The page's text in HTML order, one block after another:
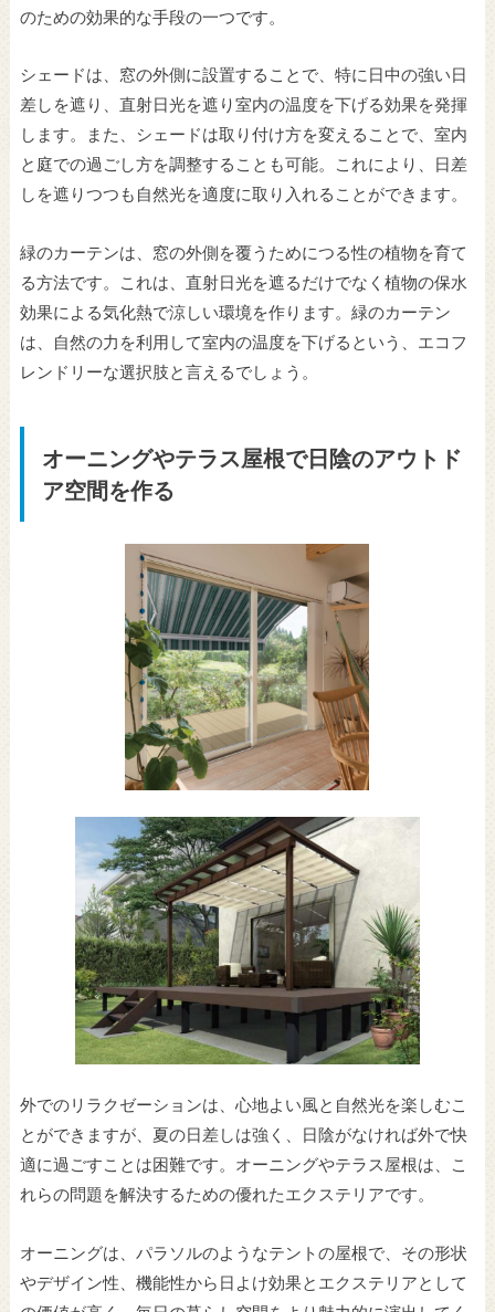
のための効果的な手段の一つです。
シェードは、窓の外側に設置することで、特に日中の強い日
差しを遮り、直射日光を遮り室内の温度を下げる効果を発揮
します。また、シェードは取り付け方を変えることで、室内
と庭での過ごし方を調整することも可能。これにより、日差
しを遮りつつも自然光を適度に取り入れることができます。
緑のカーテンは、窓の外側を覆うためにつる性の植物を育て
る方法です。これは、直射日光を遮るだけでなく植物の保水
効果による気化熱で涼しい環境を作ります。緑のカーテン
は、自然の力を利用して室内の温度を下げるという、エコフ
レンドリーな選択肢と言えるでしょう。
オーニングやテラス屋根で日陰のアウトド
ア空間を作る
外でのリラクゼーションは、心地よい風と自然光を楽しむこ
とができますが、夏の日差しは強く、日陰がなければ外で快
適に過ごすことは困難です。オーニングやテラス屋根は、こ
れらの問題を解決するための優れたエクステリアです。
オーニングは、パラソルのようなテントの屋根で、その形状
やデザイン性、機能性から日よけ効果とエクステリアとして